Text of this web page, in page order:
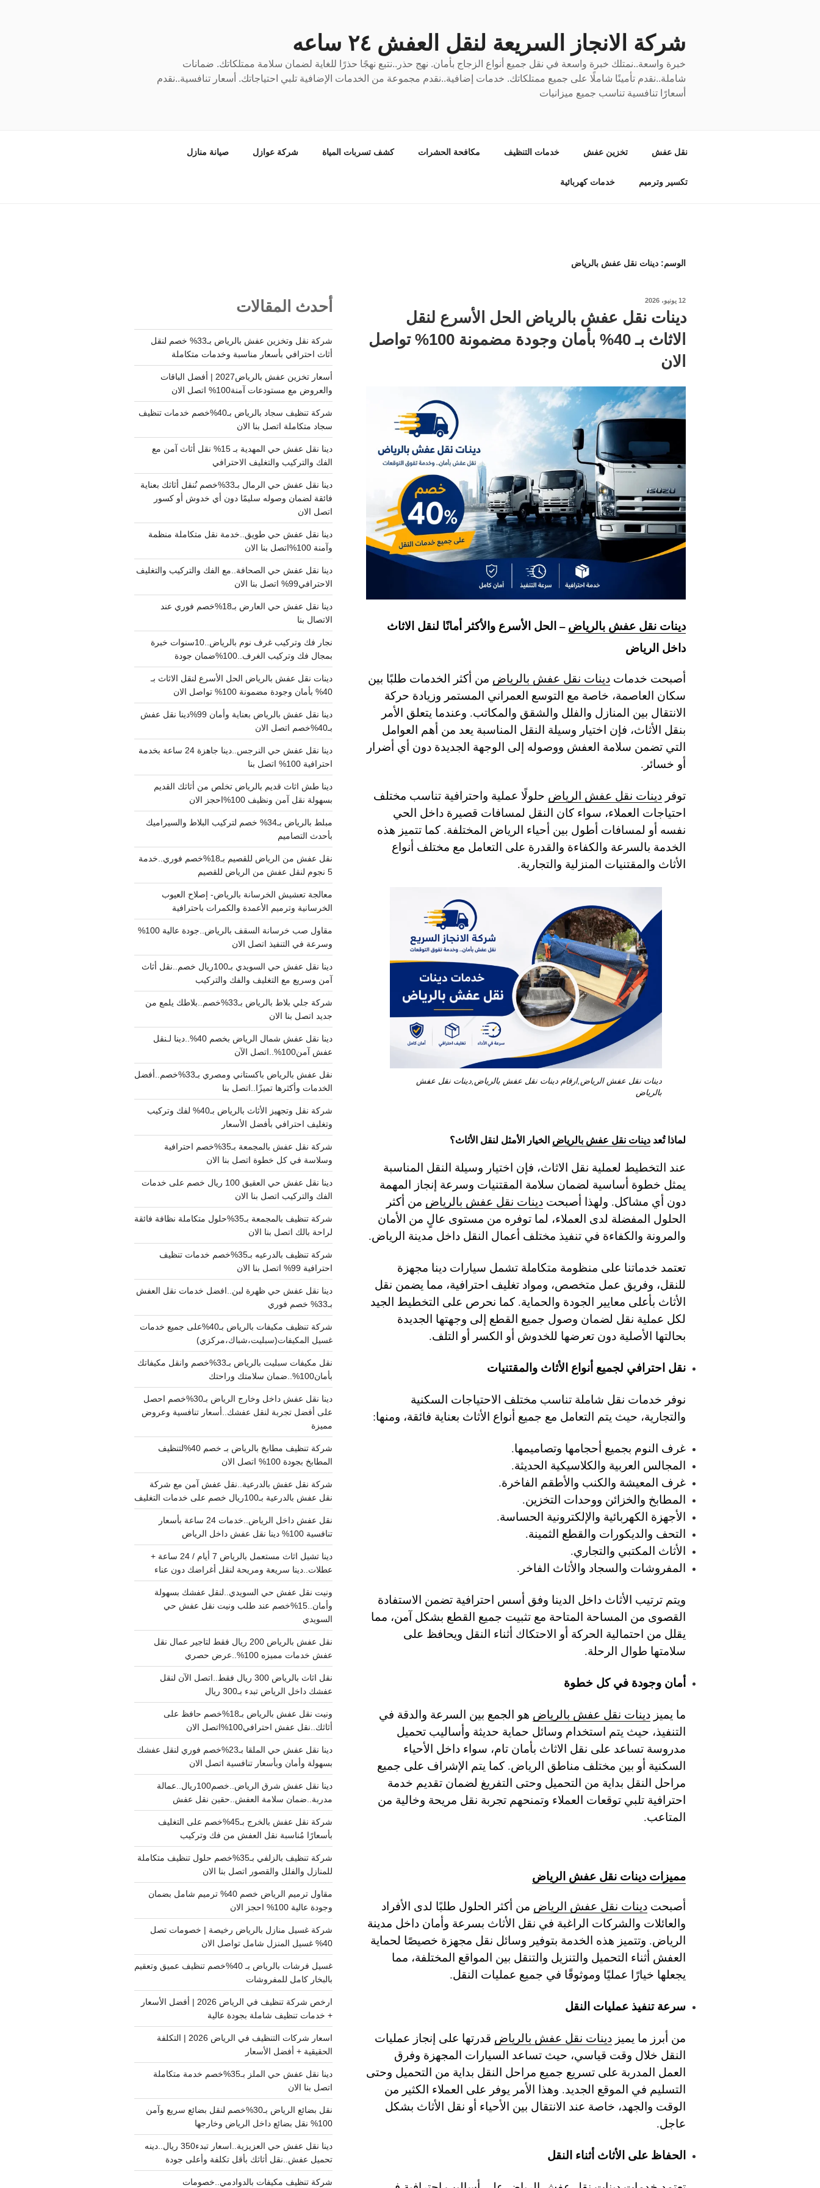
شركة الانجاز السريعة لنقل العفش ٢٤ ساعه
خبرة واسعة..نمتلك خبرة واسعة في نقل جميع أنواع الزجاج بأمان. نهج حذر..نتبع نهجًا حذرًا للغاية لضمان سلامة ممتلكاتك. ضمانات
شاملة..نقدم تأمينًا شاملًا على جميع ممتلكاتك. خدمات إضافية..نقدم مجموعة من الخدمات الإضافية تلبي احتياجاتك. أسعار تنافسية..نقدم
أسعارًا تنافسية تناسب جميع ميزانيات
نقل عفش تخزين عفش خدمات التنظيف مكافحة الحشرات كشف تسربات المياة شركة عوازل صيانة منازل
تكسير وترميم خدمات كهربائية
الوسم: دينات نقل عفش بالرياض
نُشر
12 يونيو، 2026
دينات نقل عفش بالرياض الحل الأسرع لنقل
الاثاث بـ 40% بأمان وجودة مضمونة 100% تواصل
الان
دينات نقل عفش بالرياض– الحل الأسرع والأكثر أمانًا لنقل الاثاث
داخل الرياض
أصبحت خدمات دينات نقل عفش بالرياض من أكثر الخدمات طلبًا بين
سكان العاصمة، خاصة مع التوسع العمراني المستمر وزيادة حركة
الانتقال بين المنازل والفلل والشقق والمكاتب. وعندما يتعلق الأمر
بنقل الأثاث، فإن اختيار وسيلة النقل المناسبة يعد من أهم العوامل
التي تضمن سلامة العفش ووصوله إلى الوجهة الجديدة دون أي أضرار
أو خسائر.
توفر دينات نقل عفش الرياض حلولًا عملية واحترافية تناسب مختلف
احتياجات العملاء، سواء كان النقل لمسافات قصيرة داخل الحي
نفسه أو لمسافات أطول بين أحياء الرياض المختلفة. كما تتميز هذه
الخدمة بالسرعة والكفاءة والقدرة على التعامل مع مختلف أنواع
الأثاث والمقتنيات المنزلية والتجارية.
دينات نقل عفش الرياض,ارقام دينات نقل عفش بالرياض,دينات نقل عفش
بالرياض
لماذا تُعد دينات نقل عفش بالرياض الخيار الأمثل لنقل الأثاث؟
عند التخطيط لعملية نقل الاثاث، فإن اختيار وسيلة النقل المناسبة
يمثل خطوة أساسية لضمان سلامة المقتنيات وسرعة إنجاز المهمة
دون أي مشاكل. ولهذا أصبحت دينات نقل عفش بالرياض من أكثر
الحلول المفضلة لدى العملاء، لما توفره من مستوى عالٍ من الأمان
والمرونة والكفاءة في تنفيذ مختلف أعمال النقل داخل مدينة الرياض.
تعتمد خدماتنا على منظومة متكاملة تشمل سيارات دينا مجهزة
للنقل، وفريق عمل متخصص، ومواد تغليف احترافية، مما يضمن نقل
الأثاث بأعلى معايير الجودة والحماية. كما نحرص على التخطيط الجيد
لكل عملية نقل لضمان وصول جميع القطع إلى وجهتها الجديدة
بحالتها الأصلية دون تعرضها للخدوش أو الكسر أو التلف.
نقل احترافي لجميع أنواع الأثاث والمقتنيات
نوفر خدمات نقل شاملة تناسب مختلف الاحتياجات السكنية
والتجارية، حيث يتم التعامل مع جميع أنواع الأثاث بعناية فائقة، ومنها:
غرف النوم بجميع أحجامها وتصاميمها.
المجالس العربية والكلاسيكية الحديثة.
غرف المعيشة والكنب والأطقم الفاخرة.
المطابخ والخزائن ووحدات التخزين.
الأجهزة الكهربائية والإلكترونية الحساسة.
التحف والديكورات والقطع الثمينة.
الأثاث المكتبي والتجاري.
المفروشات والسجاد والأثاث الفاخر.
ويتم ترتيب الأثاث داخل الدينا وفق أسس احترافية تضمن الاستفادة
القصوى من المساحة المتاحة مع تثبيت جميع القطع بشكل آمن، مما
يقلل من احتمالية الحركة أو الاحتكاك أثناء النقل ويحافظ على
سلامتها طوال الرحلة.
أمان وجودة في كل خطوة
ما يميز دينات نقل عفش بالرياض هو الجمع بين السرعة والدقة في
التنفيذ، حيث يتم استخدام وسائل حماية حديثة وأساليب تحميل
مدروسة تساعد على نقل الاثاث بأمان تام، سواء داخل الأحياء
السكنية أو بين مختلف مناطق الرياض. كما يتم الإشراف على جميع
مراحل النقل بداية من التحميل وحتى التفريغ لضمان تقديم خدمة
احترافية تلبي توقعات العملاء وتمنحهم تجربة نقل مريحة وخالية من
المتاعب.
مميزات دينات نقل عفش الرياض
أصبحت دينات نقل عفش الرياض من أكثر الحلول طلبًا لدى الأفراد
والعائلات والشركات الراغبة في نقل الأثاث بسرعة وأمان داخل مدينة
الرياض. وتتميز هذه الخدمة بتوفير وسائل نقل مجهزة خصيصًا لحماية
العفش أثناء التحميل والتنزيل والتنقل بين المواقع المختلفة، مما
يجعلها خيارًا عمليًا وموثوقًا في جميع عمليات النقل.
سرعة تنفيذ عمليات النقل
من أبرز ما يميز دينات نقل عفش بالرياض قدرتها على إنجاز عمليات
النقل خلال وقت قياسي، حيث تساعد السيارات المجهزة وفرق
العمل المدربة على تسريع جميع مراحل النقل بداية من التحميل وحتى
التسليم في الموقع الجديد. وهذا الأمر يوفر على العملاء الكثير من
الوقت والجهد، خاصة عند الانتقال بين الأحياء أو نقل الأثاث بشكل
عاجل.
الحفاظ على الأثاث أثناء النقل
أحدث المقالات
شركة نقل وتخزين عفش بالرياض بـ33% خصم لنقل
أثاث احترافي بأسعار مناسبة وخدمات متكاملة
أسعار تخزين عفش بالرياض2027 | أفضل الباقات
والعروض مع مستودعات آمنة100% اتصل الان
شركة تنظيف سجاد بالرياض بـ40%خصم خدمات تنظيف
سجاد متكاملة اتصل بنا الان
دينا نقل عفش حي المهدية بـ 15% نقل أثاث آمن مع
الفك والتركيب والتغليف الاحترافي
دينا نقل عفش حي الرمال بـ33%خصم نُنقل أثاثك بعناية
فائقة لضمان وصوله سليمًا دون أي خدوش أو كسور
اتصل الان
دينا نقل عفش حي طويق..خدمة نقل متكاملة منظمة
وآمنة 100%اتصل بنا الان
دينا نقل عفش حي الصحافة..مع الفك والتركيب والتغليف
الاحترافي99% اتصل بنا الان
دينا نقل عفش حي العارض بـ18%خصم فوري عند
الاتصال بنا
نجار فك وتركيب غرف نوم بالرياض..10سنوات خبرة
بمجال فك وتركيب الغرف..100%ضمان جودة
دينات نقل عفش بالرياض الحل الأسرع لنقل الاثاث بـ
40% بأمان وجودة مضمونة 100% تواصل الان
دينا نقل عفش بالرياض بعناية وأمان 99%دينا نقل عفش
بـ40%خصم اتصل الان
دينا نقل عفش حي النرجس..دينا جاهزة 24 ساعة بخدمة
احترافية 100% اتصل بنا
دينا طش اثاث قديم بالرياض تخلص من أثاثك القديم
بسهولة نقل آمن ونظيف 100%احجز الان
مبلط بالرياض بـ34% خصم لتركيب البلاط والسيراميك
بأحدث التصاميم
نقل عفش من الرياض للقصيم بـ18%خصم فوري..خدمة
5 نجوم لنقل عفش من الرياض للقصيم
معالجة تعشيش الخرسانة بالرياض- إصلاح العيوب
الخرسانية وترميم الأعمدة والكمرات باحترافية
مقاول صب خرسانة السقف بالرياض..جودة عالية 100%
وسرعة في التنفيذ اتصل الان
دينا نقل عفش حي السويدي بـ100ريال خصم..نقل أثاث
آمن وسريع مع التغليف والفك والتركيب
شركة جلي بلاط بالرياض بـ33%خصم..بلاطك يلمع من
جديد اتصل بنا الان
دينا نقل عفش شمال الرياض بخصم 40%..دينا لـنقل
عفش آمن100%..اتصل الآن
نقل عفش بالرياض باكستاني ومصري بـ33%خصم..أفضل
الخدمات وأكثرها تميزًا..اتصل بنا
شركة نقل وتجهيز الأثاث بالرياض بـ40% لفك وتركيب
وتغليف احترافي بأفضل الأسعار
شركة نقل عفش بالمجمعة بـ35%خصم احترافية
وسلاسة في كل خطوة اتصل بنا الان
دينا نقل عفش حي العقيق 100 ريال خصم على خدمات
الفك والتركيب اتصل بنا الان
شركة تنظيف بالمجمعة بـ35%حلول متكاملة نظافة فائقة
لراحة بالك اتصل بنا الان
شركة تنظيف بالدرعيه بـ35%خصم خدمات تنظيف
احترافية 99% اتصل بنا الان
دينا نقل عفش حي ظهرة لبن..افضل خدمات نقل العفش
بـ33% خصم فوري
شركة تنظيف مكيفات بالرياض بـ40%على جميع خدمات
غسيل المكيفات(سبليت،شباك،مركزي)
نقل مكيفات سبليت بالرياض بـ33%خصم وانقل مكيفاتك
بأمان100%..ضمان سلامتك وراحتك
دينا نقل عفش داخل وخارج الرياض بـ30%خصم احصل
على أفضل تجربة لنقل عفشك..أسعار تنافسية وعروض
مميزة
شركة تنظيف مطابخ بالرياض بـ خصم 40%لتنظيف
المطابخ بجودة 100% اتصل الان
شركة نقل عفش بالدرعية..نقل عفش آمن مع شركة
نقل عفش بالدرعية بـ100ريال خصم على خدمات التغليف
نقل عفش داخل الرياض..خدمات 24 ساعة بأسعار
تنافسية 100% دينا نقل عفش داخل الرياض
دينا تشيل اثاث مستعمل بالرياض 7 أيام / 24 ساعة +
عطلات..دينا سريعة ومريحة لنقل أغراضك دون عناء
ونيت نقل عفش حي السويدي..لنقل عفشك بسهولة
وأمان..15%خصم عند طلب ونيت نقل عفش حي
السويدي
نقل عفش بالرياض 200 ريال فقط لتاجير عمال نقل
عفش خدمات مميزه 100%..عرض حصري
نقل اثاث بالرياض 300 ريال فقط..اتصل الآن لنقل
عفشك داخل الرياض تبدء بـ300 ريال
ونيت نقل عفش بالرياض بـ18%خصم حافظ على
أثاثك..نقل عفش احترافي100%اتصل الان
دينا نقل عفش حي الملقا بـ23%خصم فوري لنقل عفشك
بسهولة وأمان وبأسعار تنافسية اتصل الان
دينا نقل عفش شرق الرياض..خصم100ريال..عمالة
مدربة..ضمان سلامة العفش..حقين نقل عفش
شركة نقل عفش بالخرج بـ45%خصم على التغليف
بأسعارًا مُناسبة نقل العفش من فك وتركيب
شركة تنظيف بالزلفي بـ35%خصم حلول تنظيف متكاملة
للمنازل والفلل والقصور اتصل بنا الان
مقاول ترميم الرياض خصم 40% ترميم شامل بضمان
وجودة عالية 100% احجز الان
شركة غسيل منازل بالرياض رخيصة | خصومات تصل
40% غسيل المنزل شامل تواصل الان
غسيل فرشات بالرياض بـ 40%خصم تنظيف عميق وتعقيم
بالبخار كامل للمفروشات
ارخص شركة تنظيف في الرياض 2026 | أفضل الأسعار
+ خدمات تنظيف شاملة بجودة عالية
اسعار شركات التنظيف في الرياض 2026 | التكلفة
الحقيقية + أفضل الأسعار
دينا نقل عفش حي الملز بـ35%خصم خدمة متكاملة
اتصل بنا الان
نقل بضائع الرياض بـ30%خصم لنقل بضائع سريع وآمن
100% نقل بضائع داخل الرياض وخارجها
دينا نقل عفش حي العزيزية..اسعار تبدء350 ريال..دينه
تحميل عفش..نقل أثاثك بأقل تكلفة وأعلى جودة
شركة تنظيف مكيفات بالدوادمي..خصومات